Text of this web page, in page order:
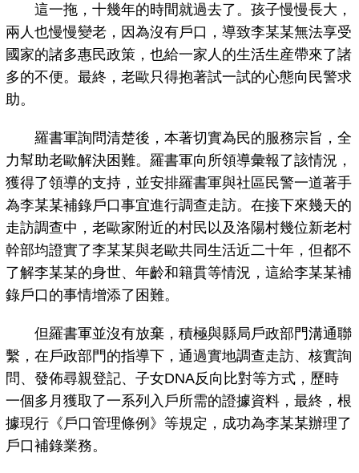
這一拖，十幾年的時間就過去了。孩子慢慢長大，
兩人也慢慢變老，因為沒有戶口，導致李某某無法享受
國家的諸多惠民政策，也給一家人的生活生産帶來了諸
多的不便。最終，老歐只得抱著試一試的心態向民警求
助。
羅書軍詢問清楚後，本著切實為民的服務宗旨，全
力幫助老歐解決困難。羅書軍向所領導彙報了該情況，
獲得了領導的支持，並安排羅書軍與社區民警一道著手
為李某某補錄戶口事宜進行調查走訪。在接下來幾天的
走訪調查中，老歐家附近的村民以及洛陽村幾位新老村
幹部均證實了李某某與老歐共同生活近二十年，但都不
了解李某某的身世、年齡和籍貫等情況，這給李某某補
錄戶口的事情增添了困難。
但羅書軍並沒有放棄，積極與縣局戶政部門溝通聯
繫，在戶政部門的指導下，通過實地調查走訪、核實詢
問、發佈尋親登記、子女DNA反向比對等方式，歷時
一個多月獲取了一系列入戶所需的證據資料，最終，根
據現行《戶口管理條例》等規定，成功為李某某辦理了
戶口補錄業務。